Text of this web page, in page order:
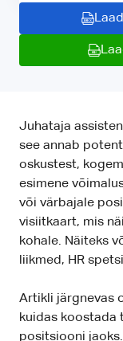
Juhataja
see annab
oskustest,
esimene
või värbajale
visiitkaart, mis
kohale. Näiteks
liikmed, HR
Artikli järgnevas
kuidas koostada
positsiooni